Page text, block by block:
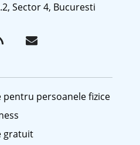
Sector 4, Bucuresti
persoanele fizice
gratuit